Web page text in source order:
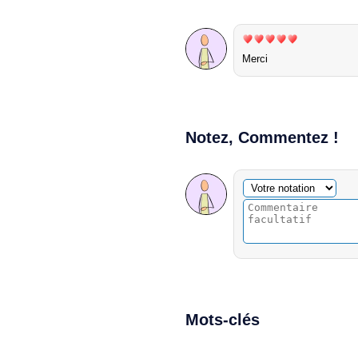
Merci
Notez, Commentez !
Commentaire facultatif
Votre notation
Mots-clés